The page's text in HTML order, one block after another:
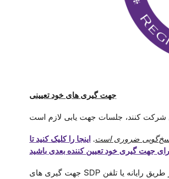
جهت گیری های خود تعیینی
ضروری است. اینجا را کلیک کنید تا
جهت گیری خود تعیین کننده بعدی باشید
جهت گیری های SDP در حال حاضر به صورت مجازی انجام می شود و می توانید از طریق رایانه یا تلفن